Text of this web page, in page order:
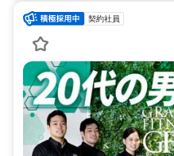
契約社員